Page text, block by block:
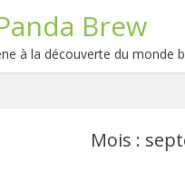
Brew
à la découverte du monde
Mois :